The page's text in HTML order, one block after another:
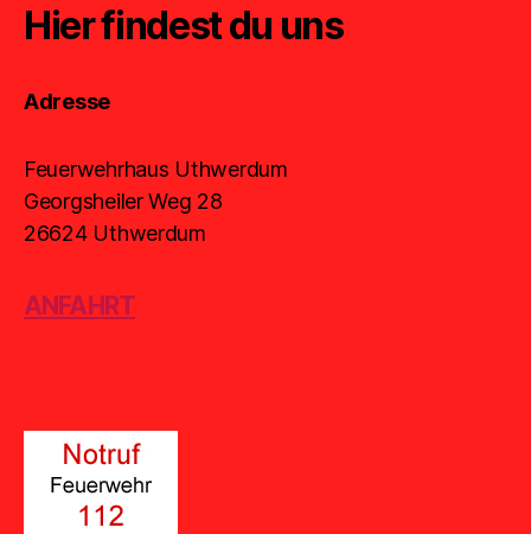
Hier findest du uns
Adresse
Feuerwehrhaus Uthwerdum
Georgsheiler Weg 28
26624 Uthwerdum
ANFAHRT